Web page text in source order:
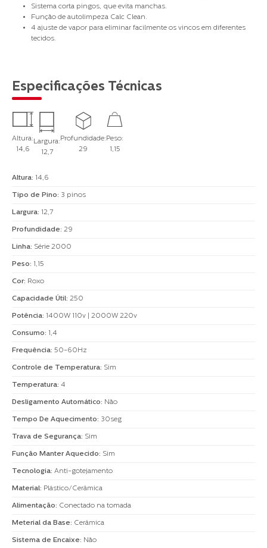
Sistema corta pingos, que evita manchas.
Função de autolimpeza Calc Clean.
4 ajuste de vapor para eliminar facilmente os vincos em diferentes
tecidos.
Especificações Técnicas
Altura:
14,6
Largura:
12,7
Profundidade:
29
Peso:
1,15
Altura: 14,6
Tipo de Pino: 3 pinos
Largura: 12,7
Profundidade: 29
Linha: Série 2000
Peso: 1,15
Cor: Roxo
Capacidade Útil: 250
Potência: 1400W 110v | 2000W 220v
Consumo: 1,4
Frequência: 50-60Hz
Controle de Temperatura: Sim
Temperatura: 4
Desligamento Automático: Não
Tempo De Aquecimento: 30seg
Trava de Segurança: Sim
Função Manter Aquecido: Sim
Tecnologia: Anti-gotejamento
Material: Plástico/Cerâmica
Alimentação: Conectado na tomada
Meterial da Base: Cerâmica
Sistema de Encaixe: Não